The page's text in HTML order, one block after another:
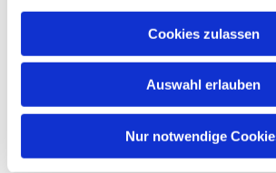
Cookies zulassen
Auswahl erlauben
Nur notwendige
Bescherung die
ein Gebet zu sprechen.
Gottesdienste an Weihnachten
Wir laden ein zum digitalen
der am 24. Dezember über diese
Die übrigen Gottesdienste finden wie